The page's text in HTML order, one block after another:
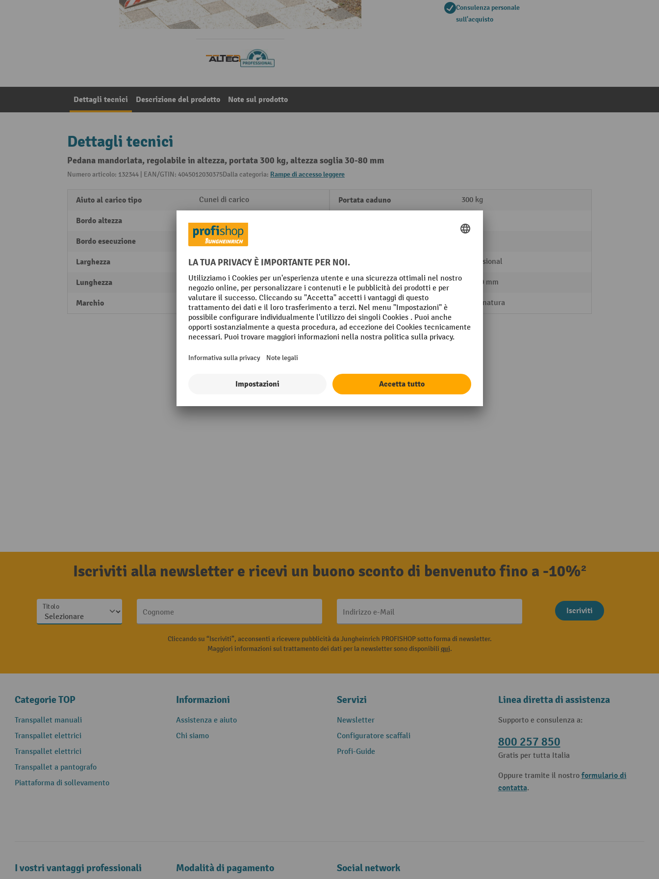
Consulenza personale
sull'acquisto
Dettagli tecnici Descrizione del prodotto Note sul prodotto
Dettagli tecnici
Pedana mandorlata, regolabile in altezza, portata 300 kg, altezza soglia 30-80 mm
Numero articolo: 132344 | EAN/GTIN: 4045012030375Dalla categoria: Rampe di accesso leggere
Aiuto al carico tipo Cunei di carico
Bordo altezza 55 mm
Bordo esecuzione Bordo protettivo su entrambi i lati
Larghezza 760 mm
Lunghezza 500 mm
Marchio Altec
Portata caduno 300 kg
Segmento Professional
Soglie altezza 30 - 80 mm
Staffa/maniglie Impugnatura
Mostra tutti i dettagli tecnici
Iscriviti alla newsletter e ricevi un buono sconto di benvenuto fino a -10%²
Titolo
Cognome Indirizzo e-Mail Iscriviti
Cliccando su “Iscriviti”, acconsenti a ricevere pubblicità da Jungheinrich PROFISHOP sotto forma di newsletter.
Maggiori informazioni sul trattamento dei dati per la newsletter sono disponibili qui.
Categorie TOP
Transpallet manuali
Transpallet elettrici
Transpallet elettrici
Transpallet a pantografo
Piattaforma di sollevamento
Informazioni
Assistenza e aiuto
Chi siamo
Servizi
Newsletter
Configuratore scaffali
Profi-Guide
Linea diretta di assistenza
Supporto e consulenza a:
800 257 850
Gratis per tutta Italia
Oppure tramite il nostro formulario di
contatta.
I vostri vantaggi professionali Modalità di pagamento Social network